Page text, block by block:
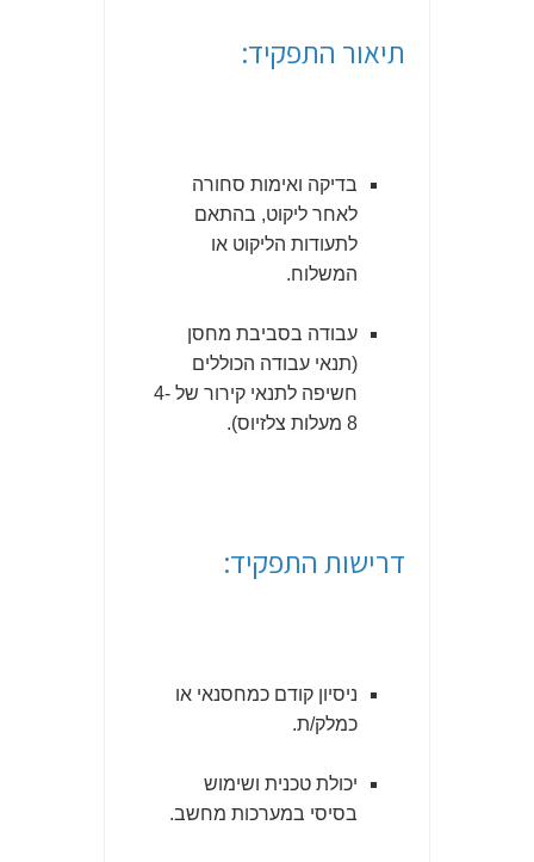
תיאור התפקיד:
בדיקה ואימות סחורה
לאחר ליקוט, בהתאם
לתעודות הליקוט או
המשלוח.
עבודה בסביבת מחסן
(תנאי עבודה הכוללים
חשיפה לתנאי קירור של 4-
8 מעלות צלזיוס).
דרישות התפקיד:
ניסיון קודם כמחסנאי או
כמלק/ת.
יכולת טכנית ושימוש
בסיסי במערכות מחשב.